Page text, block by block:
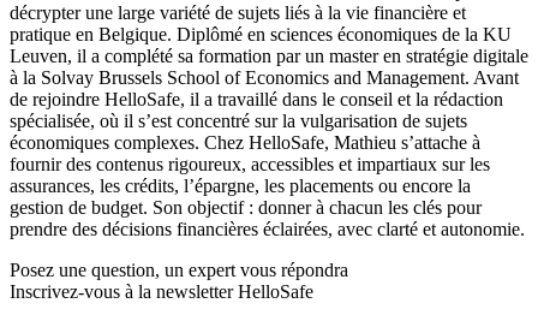
décrypter une large variété de sujets liés à la vie financière et
pratique en Belgique. Diplômé en sciences économiques de la KU
Leuven, il a complété sa formation par un master en stratégie digitale
à la Solvay Brussels School of Economics and Management. Avant
de rejoindre HelloSafe, il a travaillé dans le conseil et la rédaction
spécialisée, où il s’est concentré sur la vulgarisation de sujets
économiques complexes. Chez HelloSafe, Mathieu s’attache à
fournir des contenus rigoureux, accessibles et impartiaux sur les
assurances, les crédits, l’épargne, les placements ou encore la
gestion de budget. Son objectif : donner à chacun les clés pour
prendre des décisions financières éclairées, avec clarté et autonomie.
Posez une question, un expert vous répondra
Inscrivez-vous à la newsletter HelloSafe